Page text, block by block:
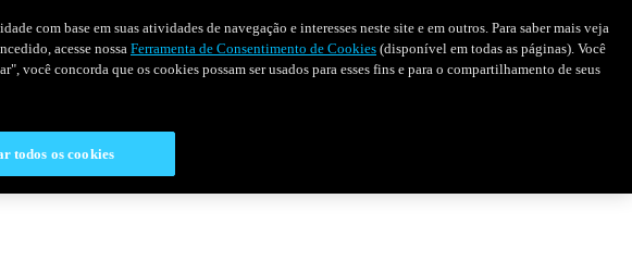
com base em suas atividades de navegação e interesses neste site e em outros. Para saber mais veja
acesse nossa Ferramenta de Consentimento de Cookies (disponível em todas as páginas). Você
concorda que os cookies possam ser usados para esses fins e para o compartilhamento de seus
todos os cookies